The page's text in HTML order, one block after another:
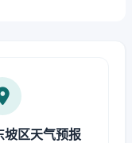
坡区天气预报